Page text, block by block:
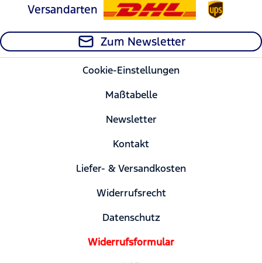
Versandarten
Zum Newsletter
Cookie-Einstellungen
Maßtabelle
Newsletter
Kontakt
Liefer- & Versandkosten
Widerrufsrecht
Datenschutz
Widerrufsformular